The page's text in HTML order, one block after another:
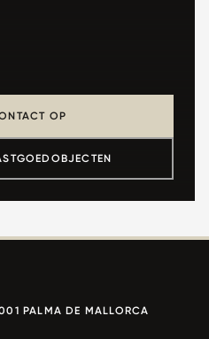
OP
PALMA DE MALLORCA